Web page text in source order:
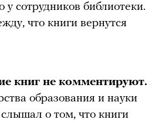
у сотрудников библиотеки.
что книги вернутся
книг не комментируют.
образования и науки
о том, что книги